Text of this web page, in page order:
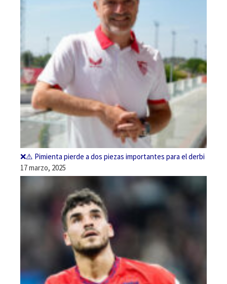
❌⚠️ Pimienta pierde a dos piezas importantes para el derbi
17 marzo, 2025